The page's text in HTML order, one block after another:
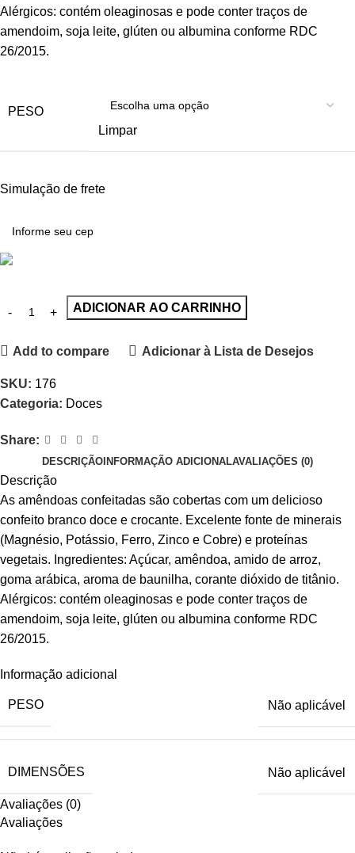
Alérgicos: contém oleaginosas e pode conter traços de
amendoim, soja leite, glúten ou albumina conforme RDC
26/2015.
PESO
Limpar
Simulação de frete
ADICIONAR AO CARRINHO
Add to compare Adicionar à Lista de Desejos
SKU: 176
Categoria: Doces
Share:
DESCRIÇÃO INFORMAÇÃO ADICIONALAVALIAÇÕES (0)
Descrição
As amêndoas confeitadas são cobertas com um delicioso
confeito branco doce e crocante. Excelente fonte de minerais
(Magnésio, Potássio, Ferro, Zinco e Cobre) e proteínas
vegetais. Ingredientes: Açúcar, amêndoa, amido de arroz,
goma arábica, aroma de baunilha, corante dióxido de titânio.
Alérgicos: contém oleaginosas e pode conter traços de
amendoim, soja leite, glúten ou albumina conforme RDC
26/2015.
Informação adicional
PESO Não aplicável
DIMENSÕES Não aplicável
Avaliações (0)
Avaliações